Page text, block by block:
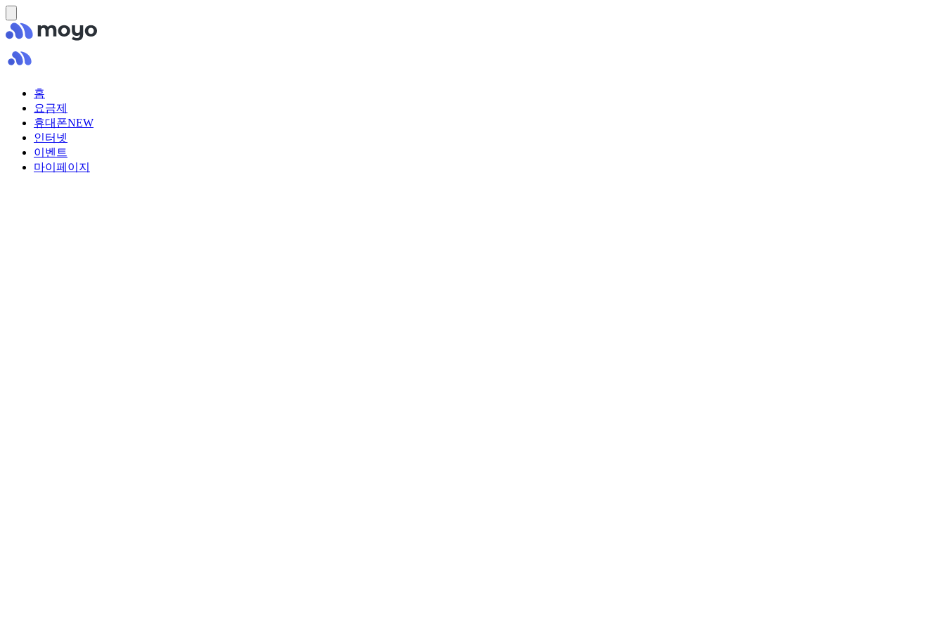
홈
요금제
휴대폰NEW
인터넷
이벤트
마이페이지